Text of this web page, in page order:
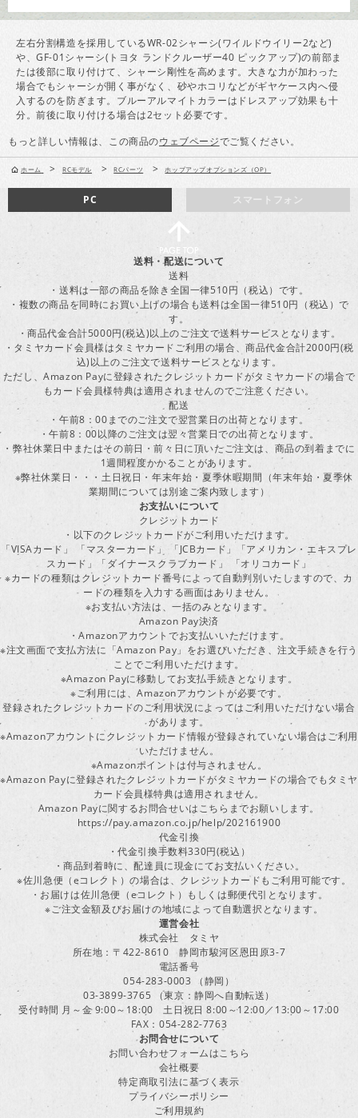
左右分割構造を採用しているWR-02シャーシ(ワイルドウイリー2など)
や、GF-01シャーシ(トヨタ ランドクルーザー40 ピックアップ)の前部ま
たは後部に取り付けて、シャーシ剛性を高めます。大きな力が加わった
場合でもシャーシが開く事がなく、砂やホコリなどがギヤケース内へ侵
入するのを防ぎます。ブルーアルマイトカラーはドレスアップ効果も十
分。前後に取り付ける場合は2セット必要です。
もっと詳しい情報は、この商品のウェブページでご覧ください。
ホーム > RCモデル > RCパーツ > ホップアップオプションズ（OP）
スマートフォン
PC
送料・配送について
送料
・送料は一部の商品を除き全国一律510円（税込）です。
・複数の商品を同時にお買い上げの場合も送料は全国一律510円（税込）で
す。
・商品代金合計5000円(税込)以上のご注文で送料サービスとなります。
・タミヤカード会員様はタミヤカードご利用の場合、商品代金合計2000円(税
込)以上のご注文で送料サービスとなります。
ただし、Amazon Payに登録されたクレジットカードがタミヤカードの場合で
もカード会員様特典は適用されませんのでご注意ください。
配送
・午前8：00までのご注文で翌営業日の出荷となります。
・午前8：00以降のご注文は翌々営業日での出荷となります。
・弊社休業日中またはその前日・前々日に頂いたご注文は、商品の到着までに
1週間程度かかることがあります。
※弊社休業日・・・土日祝日・年末年始・夏季休暇期間（年末年始・夏季休
業期間については別途ご案内致します）
お支払いについて
クレジットカード
・以下のクレジットカードがご利用いただけます。
「VISAカード」 「マスターカード」 「JCBカード」「アメリカン・エキスプレ
スカード」「ダイナースクラブカード」 「オリコカード」
※カードの種類はクレジットカード番号によって自動判別いたしますので、カ
ードの種類を入力する画面はありません。
※お支払い方法は、一括のみとなります。
Amazon Pay決済
・Amazonアカウントでお支払いいただけます。
※注文画面で支払方法に「Amazon Pay」をお選びいただき、注文手続きを行う
ことでご利用いただけます。
※Amazon Payに移動してお支払手続きとなります。
※ご利用には、Amazonアカウントが必要です。
登録されたクレジットカードのご利用状況によってはご利用いただけない場合
があります。
※Amazonアカウントにクレジットカード情報が登録されていない場合はご利用
いただけません。
※Amazonポイントは付与されません。
※Amazon Payに登録されたクレジットカードがタミヤカードの場合でもタミヤ
カード会員様特典は適用されません。
Amazon Payに関するお問合せいはこちらまでお願いします。
https://pay.amazon.co.jp/help/202161900
代金引換
・代金引換手数料330円(税込）
・商品到着時に、配達員に現金にてお支払いください。
※佐川急便（eコレクト）の場合は、クレジットカードもご利用可能です。
・お届けは佐川急便（eコレクト）もしくは郵便代引となります。
※ご注文金額及びお届けの地域によって自動選択となります。
運営会社
株式会社 タミヤ
所在地：〒422-8610 静岡市駿河区恩田原3-7
電話番号
054-283-0003 （静岡）
03-3899-3765 （東京：静岡へ自動転送）
受付時間 月～金 9:00～18:00 土日祝日 8:00～12:00／13:00～17:00
FAX：054-282-7763
お問合せについて
お問い合わせフォームはこちら
会社概要
特定商取引法に基づく表示
プライバシーポリシー
ご利用規約